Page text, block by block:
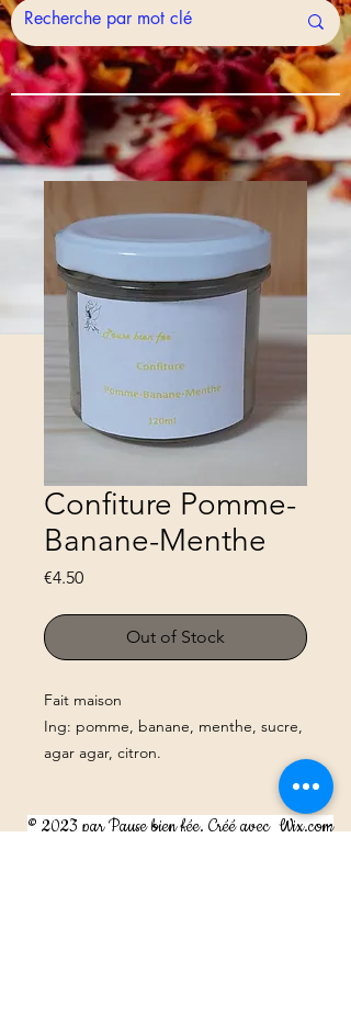
Confiture Pomme-
Banane-Menthe
€4.50Price
Out of Stock
Fait maison
Ing: pomme, banane, menthe, sucre,
agar agar, citron.
© 2023 par Pause bien fée. Créé avec Wix.com